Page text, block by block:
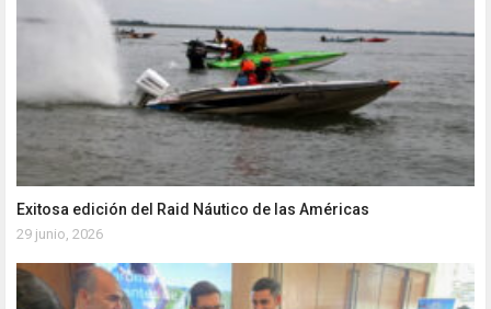
Exitosa edición del Raid Náutico de las Américas
29 junio, 2026